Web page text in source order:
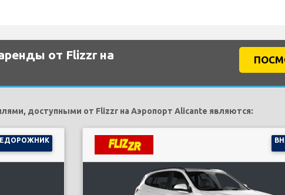
от Flizzr на
доступными от Flizzr на Аэропорт Alicante являются: